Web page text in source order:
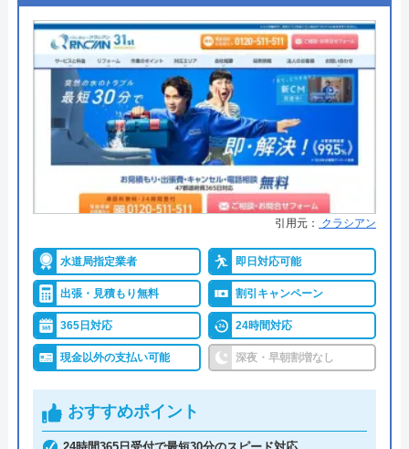
所在地
〒564-0052
大阪府吹田市広芝町6-10
対応エリア 全国
株式会社クリーンライフのクチコ
4.8（410 件のクチコミ）
うまい棒エビマヨ
スムーズに対応して頂けて助かりました。ト
イレの交換部分もその都度言って下さって助
●支払い方法
現金、クレジットカード、銀行振
込
●累計実績 ―
●保証・保険 無料保証あり
詳細は公式HPでご確認ください
ミズラックがおすすめの理由
ミズラックは全国の水道トラブルに対応している水
道修理業者です。
全国各署の営業所の中から現場に一番近いスタッフ
が訪問するので、最短30分で駆け付けてくれます。
24時間連絡を受け付けているので、緊急のトラブル
2,000円のWeb割引もあり、お得に作業を依頼でき
引用元： クラシアン
水道局指定業者 即日対応可能
出張・見積もり無料 割引キャンペーン
365日対応 24時間対応
現金以外の支払い可能 深夜・早朝割増なし
おすすめポイント